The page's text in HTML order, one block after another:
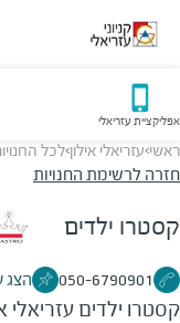
אפליקציית עזריאלי
ראשי>עזריאלי אילון>לכל
חזרה לרשימת החנויות
קסטרו ילדים
050-6790901 הצג
קסטרו ילדים עזריאלי